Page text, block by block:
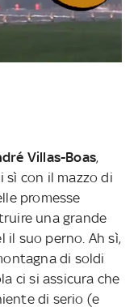
Villas-Boas,
sì con il mazzo di
promesse
una grande
il suo perno. Ah sì,
di soldi
ci si assicura che
di serio (e